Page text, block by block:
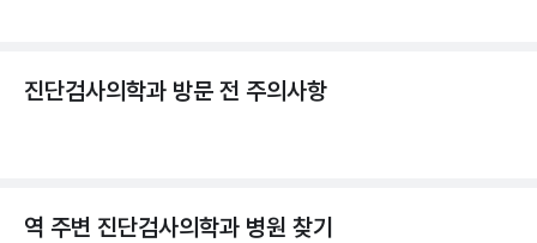
진단검사의학과 방문 전 주의사항
역 주변 진단검사의학과 병원 찾기